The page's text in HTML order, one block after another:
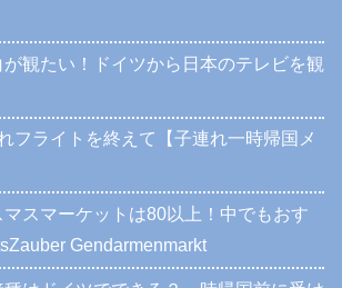
観たい！ドイツから日本のテレビを観
フライトを終えて【子連れ一時帰国メ
スマーケットは80以上！中でもおす
Gendarmenmarkt